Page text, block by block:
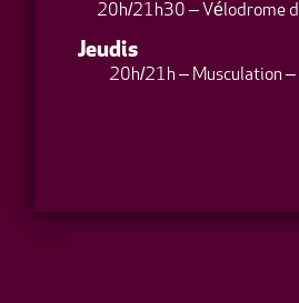
20h/21h30 – Vélodrome
Jeudis
20h/21h – Musculation –